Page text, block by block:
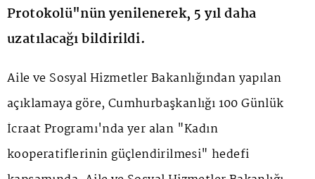
Protokolü"nün yenilenerek, 5 yıl daha
uzatılacağı bildirildi.
Aile ve Sosyal Hizmetler Bakanlığından yapılan
açıklamaya göre, Cumhurbaşkanlığı 100 Günlük
İcraat Programı'nda yer alan "Kadın
kooperatiflerinin güçlendirilmesi" hedefi